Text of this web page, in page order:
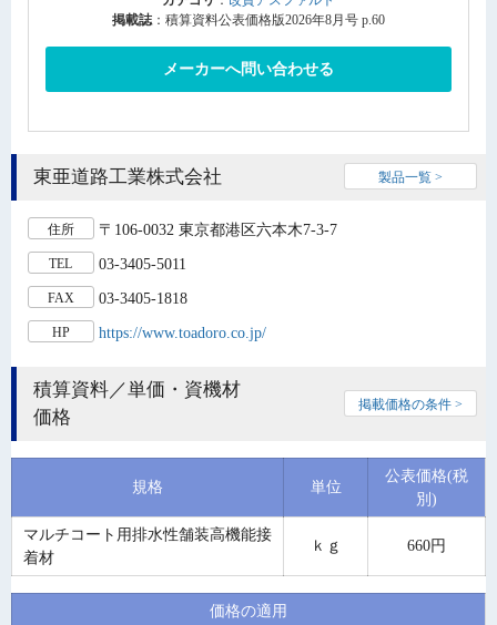
掲載誌 ：積算資料公表価格版2026年8月号 p.60
メーカーへ問い合わせる
東亜道路工業株式会社 製品一覧 >
住所 〒106-0032 東京都港区六本木7-3-7
TEL 03-3405-5011
FAX 03-3405-1818
HP https://www.toadoro.co.jp/
積算資料／単価・資機材
価格
掲載価格の条件 >
規格 単位
公表価格(税
別)
マルチコート用排水性舗装高機能接
着材
ｋｇ 660円
価格の適用